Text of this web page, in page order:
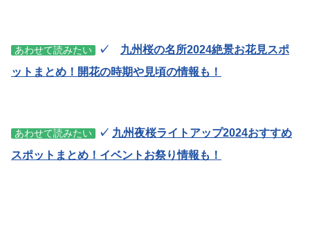
あわせて読みたい ✓ 九州桜の名所2024絶景お花見スポ
ットまとめ！開花の時期や見頃の情報も！
あわせて読みたい ✓ 九州夜桜ライトアップ2024おすすめ
スポットまとめ！イベントお祭り情報も！